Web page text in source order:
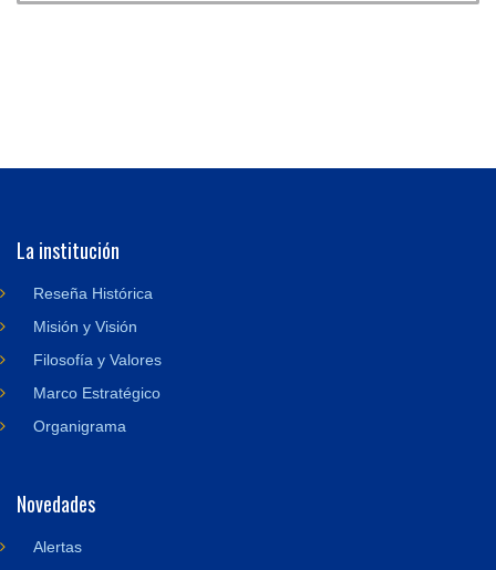
La institución
Reseña Histórica
Misión y Visión
Filosofía y Valores
Marco Estratégico
Organigrama
Novedades
Alertas